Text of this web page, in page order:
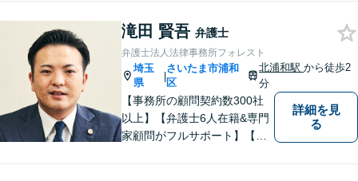
をお聞きになってからの判断
で構いませんので、トラブル
でお困りの方は一人で悩ま
ず、一度お気軽にご相談下さ
い。
滝田 賢吾 弁護士
弁護士法人法律事務所フォレスト
埼玉
県
|
さいたま市浦和
区
北浦和駅から徒歩2
分
【事務所の顧問契約数300社
以上】【弁護士6人在籍&専門
家顧問がフルサポート】【北
詳細を見
る